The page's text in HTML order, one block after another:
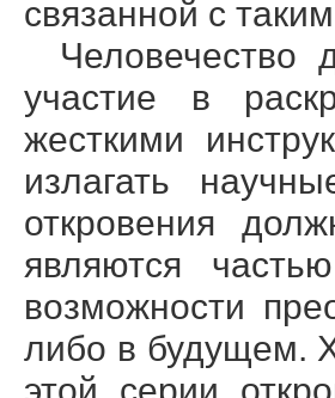
связанной с
участие в
жесткими
излагать
откровения
являются
возможности
либо в будущем.
этой серии